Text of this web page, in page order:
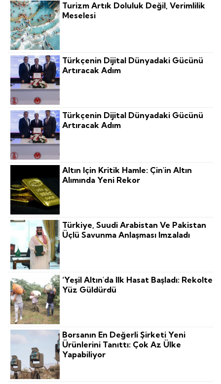
Turizm Artık Doluluk Değil, Verimlilik
Meselesi
Türkçenin Dijital Dünyadaki Gücünü
Artıracak Adım
Türkçenin Dijital Dünyadaki Gücünü
Artıracak Adım
Altın Için Kritik Hamle: Çin'in Altın
Alımında Yeni Rekor
Türkiye, Suudi Arabistan Ve Pakistan
Üçlü Savunma Anlaşması Imzaladı
‘Yeşil Altın'da Ilk Hasat Başladı: Rekolte
Yüz Güldürdü
Borsanın En Değerli Şirketi Yeni
Ürünlerini Tanıttı: Çok Az Ülke
Yapabiliyor